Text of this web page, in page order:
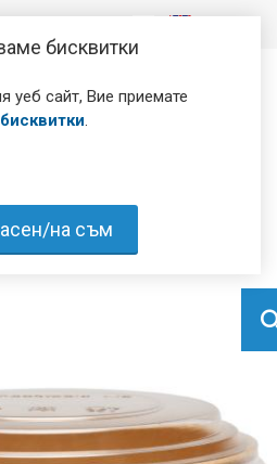
бисквитки
уеб сайт, Вие приемате
.
на съм